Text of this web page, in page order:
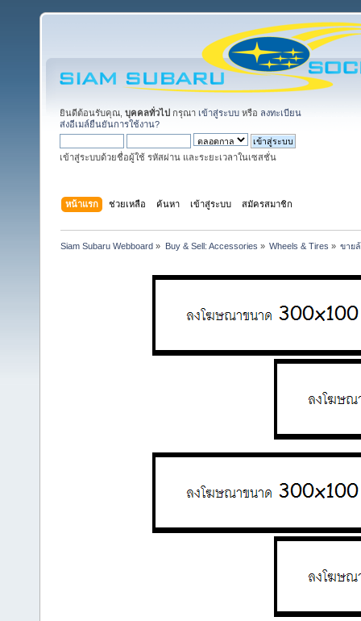
ยินดีต้อนรับคุณ, บุคคลทั่วไป กรุณา เข้าสู่ระบบ หรือ ลงทะเบียน
ส่งอีเมล์ยืนยันการใช้งาน?
เข้าสู่ระบบด้วยชื่อผู้ใช้ รหัสผ่าน และระยะเวลาในเซสชั่น
หน้าแรก ช่วยเหลือ ค้นหา เข้าสู่ระบบ สมัครสมาชิก
Siam Subaru Webboard » Buy & Sell: Accessories » Wheels & Tires » ขาย